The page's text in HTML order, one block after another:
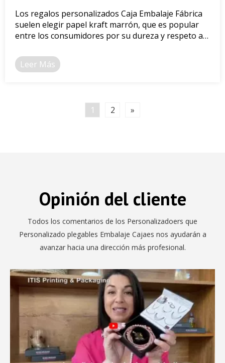
Los regalos personalizados Caja Embalaje Fábrica
suelen elegir papel kraft marrón, que es popular
entre los consumidores por su dureza y respeto al
Leer Más
1 2 »
Opinión del cliente
Todos los comentarios de los Personalizadoers que
Personalizado plegables Embalaje Cajaes nos ayudarán a
avanzar hacia una dirección más profesional.